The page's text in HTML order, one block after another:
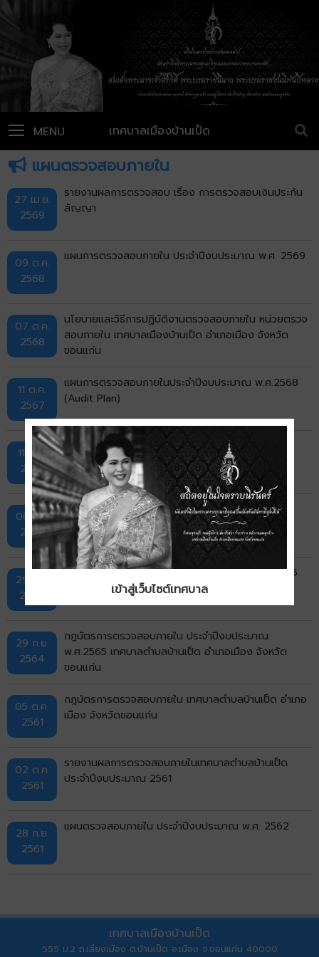
เทศบาลเมืองบ้านเป็ด
MENU
แผนตรวจสอบภายใน
27 เม.ย.
2569
รายงานผลการตรวจสอบ เรื่อง การตรวจสอบเงินประกัน
สัญญา
09 ต.ค.
2568
แผนการตรวจสอบภายใน ประจำปีงบประมาณ พ.ศ. 2569
07 ต.ค.
2568
นโยบายและวิธีการปฏิบัติงานตรวจสอบภายใน หน่วยตรวจ
สอบภายใน เทศบาลเมืองบ้านเป็ด อำเภอเมือง จังหวัด
ขอนแก่น
11 ต.ค.
2567
แผนการตรวจสอบภายในประจำปีงบประมาณ พ.ศ.2568
(Audit Plan)
11 ต.ค.
2567
กฎบัตรการตรวจสอบภายใน ประจำปีงบประมาณ
พ.ศ.2568 เทศบาลตำบลบ้านเป็ด
06 ธ.ค.
2566
รายงานผลการตรวจสอบภายในเทศบาลตำบลบ้านเป็ด
ประจำปีงบประมาณ 2566
29 ก.ย.
2564
แผนการตรวจสอบภายในประจำปีงบประมาณ พ.ศ.2565
(Audit Plan)
29 ก.ย.
2564
กฎบัตรการตรวจสอบภายใน ประจำปีงบประมาณ
พ.ศ.2565 เทศบาลตำบลบ้านเป็ด อำเภอเมือง จังหวัด
ขอนแก่น
05 ต.ค.
2561
กฎบัตรการตรวจสอบภายใน เทศบาลตำบลบ้านเป็ด อำเภอ
เมือง จังหวัดขอนแก่น
02 ต.ค.
2561
รายงานผลการตรวจสอบภายในเทศบาลตำบลบ้านเป็ด
ประจำปีงบประมาณ 2561
28 ก.ย.
2561
แผนตรวจสอบภายใน ประจำปีงบประมาณ พ.ศ. 2562
เทศบาลเมืองบ้านเป็ด
555 ม.2 ถ.เลี่ยงเมือง ต.บ้านเป็ด อ.เมือง จ.ขอนแก่น 40000
เข้าสู่เว็บไซต์เทศบาล